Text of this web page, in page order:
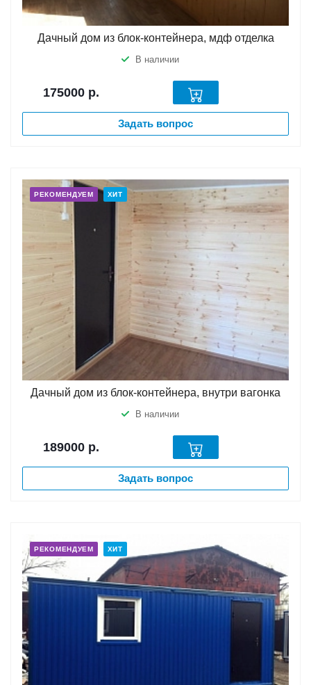
Дачный дом из блок-контейнера, мдф отделка
В наличии
175000 р.
Задать вопрос
РЕКОМЕНДУЕМ ХИТ
Дачный дом из блок-контейнера, внутри вагонка
В наличии
189000 р.
Задать вопрос
РЕКОМЕНДУЕМ ХИТ